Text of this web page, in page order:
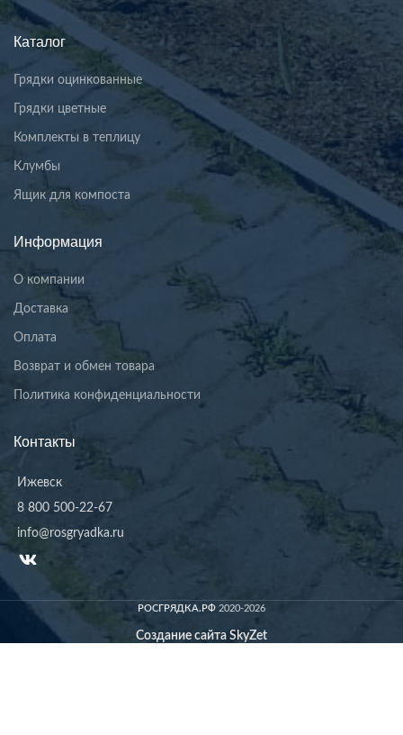
Каталог
Грядки оцинкованные
Грядки цветные
Комплекты в теплицу
Клумбы
Ящик для компоста
Информация
О компании
Доставка
Оплата
Возврат и обмен товара
Политика конфиденциальности
Контакты
Ижевск
8 800 500-22-67
info@rosgryadka.ru
РОСГРЯДКА.РФ 2020-2026
Создание сайта SkyZet